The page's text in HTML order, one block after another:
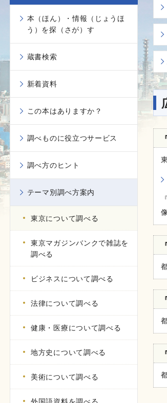
本（ほん）・情報（じょうほ
う）を探（さが）す
蔵書検索
新着資料
この本はありますか？
調べものに役立つサービス
調べ方のヒント
テーマ別調べ方案内
東京について調べる
東京マガジンバンクで雑誌を
調べる
ビジネスについて調べる
法律について調べる
健康・医療について調べる
地方史について調べる
美術について調べる
外国語資料を調べる